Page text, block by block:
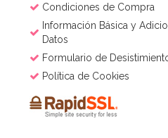
Condiciones de Compra
Información Básica y
Datos
Formulario de
Política de Cookies